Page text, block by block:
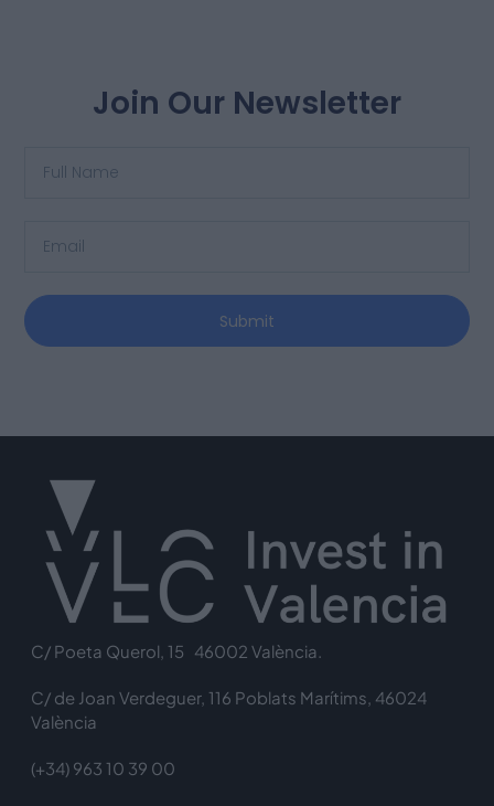
Join Our Newsletter
Submit
C/ Poeta Querol, 15 46002 València.
C/ de Joan Verdeguer, 116 Poblats Marítims, 46024
València
(+34) 963 10 39 00